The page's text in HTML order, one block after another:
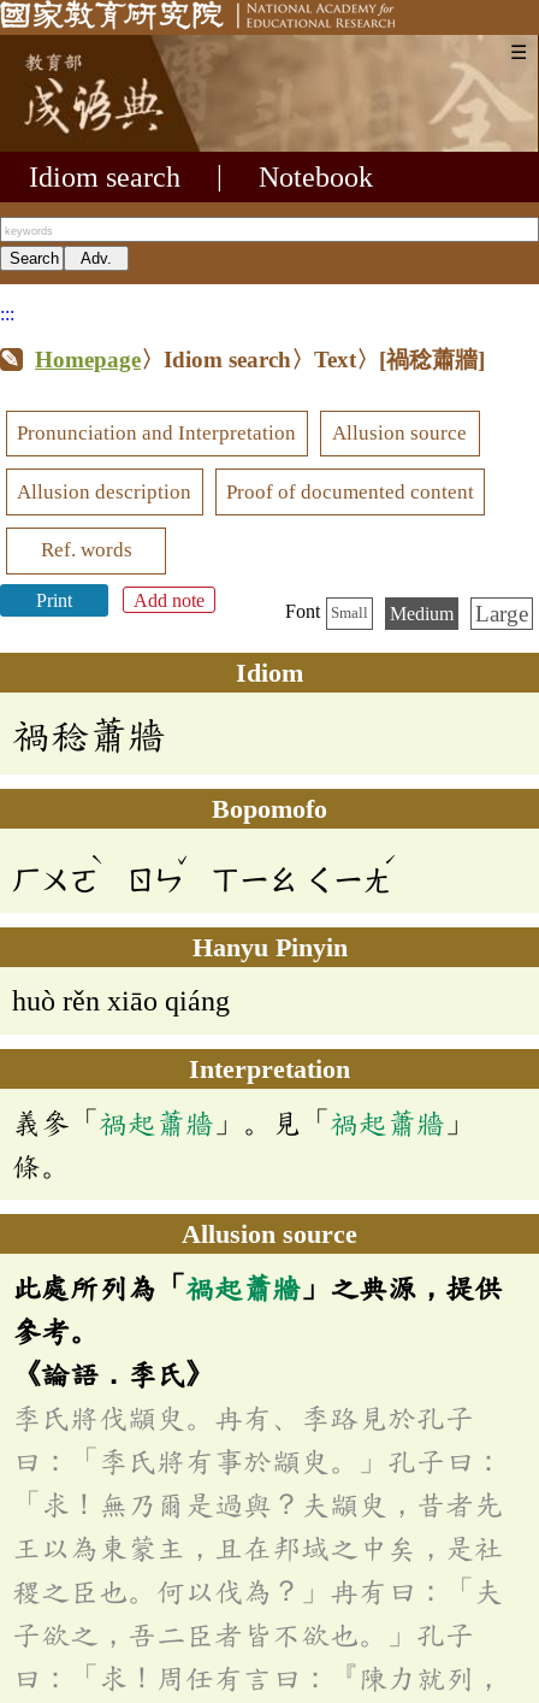
☰
Idiom search Notebook
:::
Homepage〉Idiom search〉Text〉 [禍稔蕭牆]
Pronunciation and Interpretation Allusion source
Allusion description Proof of documented content
Ref. words
Print Add note
Font Small Medium Large
Idiom
禍稔蕭牆
Bopomofo
ㄏㄨㄛ
ˋ
ㄖㄣ
ˇ
ㄒㄧㄠ ㄑㄧㄤ
ˊ
Hanyu Pinyin
huò rěn xiāo qiáng
Interpretation
義參「 禍起蕭牆 」。見「 禍起蕭牆 」
條。
Allusion source
此處所列為「 禍起蕭牆 」之典源，提供
參考。
《論語．季氏》
季氏將伐顓臾。冉有、季路見於孔子
曰：「季氏將有事於顓臾。」孔子曰：
「求！無乃爾是過與？夫顓臾，昔者先
王以為東蒙主，且在邦域之中矣，是社
稷之臣也。何以伐為？」冉有曰：「夫
子欲之，吾二臣者皆不欲也。」孔子
曰：「求！周任有言曰：『陳力就列，